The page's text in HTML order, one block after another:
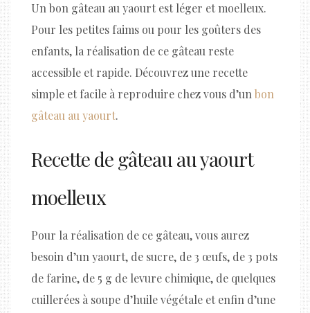
Un bon gâteau au yaourt est léger et moelleux.
Pour les petites faims ou pour les goûters des
enfants, la réalisation de ce gâteau reste
accessible et rapide. Découvrez une recette
simple et facile à reproduire chez vous d’un bon
gâteau au yaourt.
Recette de gâteau au yaourt
moelleux
Pour la réalisation de ce gâteau, vous aurez
besoin d’un yaourt, de sucre, de 3 œufs, de 3 pots
de farine, de 5 g de levure chimique, de quelques
cuillerées à soupe d’huile végétale et enfin d’une